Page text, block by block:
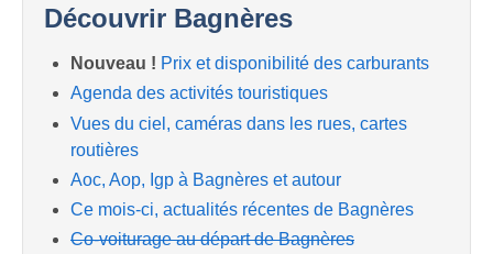
Découvrir Bagnères
Nouveau ! Prix et disponibilité des carburants
Agenda des activités touristiques
Vues du ciel, caméras dans les rues, cartes
routières
Aoc, Aop, Igp à Bagnères et autour
Ce mois-ci, actualités récentes de Bagnères
Co-voiturage au départ de Bagnères